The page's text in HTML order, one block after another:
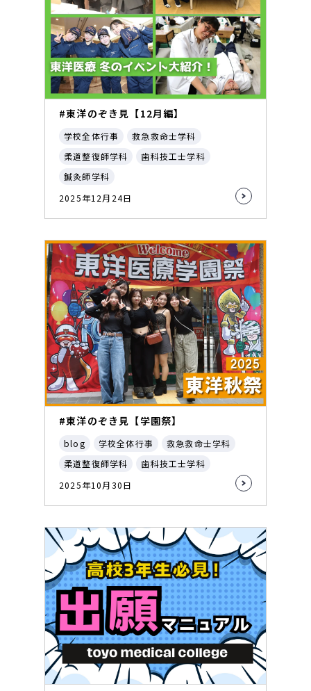
#東洋のぞき見【12月編】
学校全体行事
救急救命士学科
柔道整復師学科
歯科技工士学科
鍼灸師学科
2025年12月24日
#東洋のぞき見【学園祭】
blog 学校全体行事
救急救命士学科
柔道整復師学科
歯科技工士学科
2025年10月30日